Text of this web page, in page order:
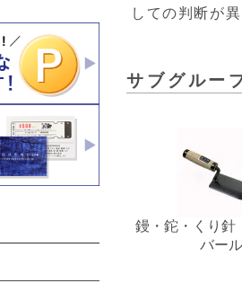
しての判断が
サブグルー
鏝・鉈・くり針
バール